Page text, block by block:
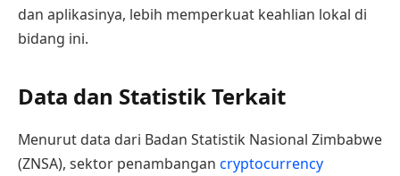
dan aplikasinya, lebih memperkuat keahlian lokal di
bidang ini.
Data dan Statistik Terkait
Menurut data dari Badan Statistik Nasional Zimbabwe
(ZNSA), sektor penambangan cryptocurrency